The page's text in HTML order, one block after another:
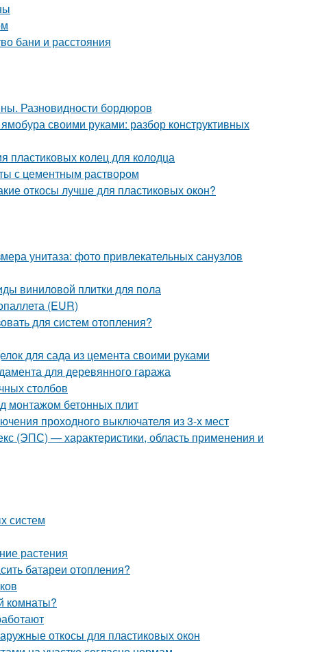
бани и расстояния
Разновидности бордюров
своими руками: разбор конструктивных
пластиковых колец для колодца
с цементным раствором
откосы лучше для пластиковых окон?
унитаза: фото привлекательных санузлов
виниловой плитки для пола
(EUR)
для систем отопления?
для сада из цемента своими руками
для деревянного гаража
столбов
монтажом бетонных плит
проходного выключателя из 3-х мест
(ЭПС) — характеристики, область применения и
систем
растения
батареи отопления?
комнаты?
откосы для пластиковых окон